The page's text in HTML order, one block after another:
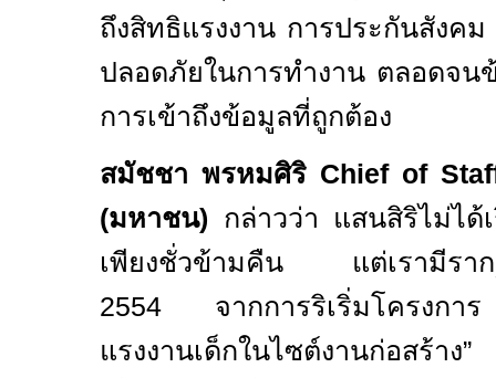
ถึงสิทธิแรงงาน การประกันสังค
ปลอดภัยในการทำงาน ตลอดจน
การเข้าถึงข้อมูลที่ถูกต้อง
สมัชชา พรหมศิริ Chief of
(มหาชน) กล่าวว่า แสนสิริไม่ได้
เพียงชั่วข้ามคืน แต่เรามีราก
2554 จากการริเริ่มโครงก
แรงงานเด็กในไซต์งานก่อสร้า